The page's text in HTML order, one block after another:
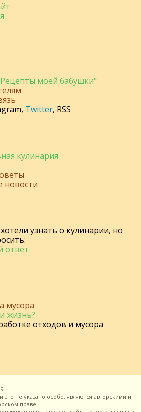
моей бабушки"
, Twitter, RSS
кулинария
новости
узнать о кулинарии, но
ответ
мусора
жизнь?
отходов и мусора
не указано особо, являются авторскими и
праве.